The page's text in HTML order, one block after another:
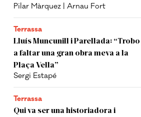
Pilar Màrquez | Arnau Fort
Terrassa
Lluís Muncunill i Parellada: “Trobo
a faltar una gran obra meva a la
Plaça Vella”
Sergi Estapé
Terrassa
Qui va ser una historiadora i